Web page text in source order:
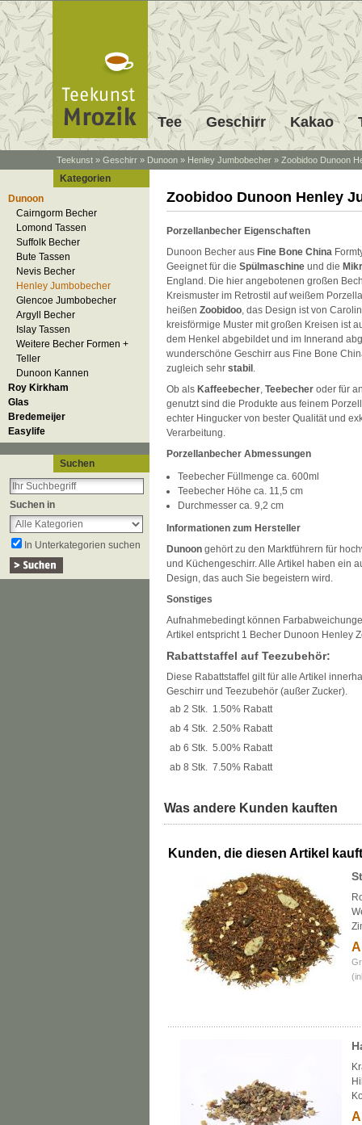
Tee Geschirr Kakao
Teekunst » Geschirr » Dunoon » Henley Jumbobecher » Zoobidoo Dunoon
Kategorien
Dunoon
Cairngorm Becher
Lomond Tassen
Suffolk Becher
Bute Tassen
Nevis Becher
Henley Jumbobecher
Glencoe Jumbobecher
Argyll Becher
Islay Tassen
Weitere Becher Formen +
Teller
Dunoon Kannen
Roy Kirkham
Glas
Bredemeijer
Easylife
Suchen
Suchen in
In Unterkategorien suchen
Zoobidoo Dunoon Henley
Porzellanbecher Eigenschaften
Dunoon Becher aus Fine Bone China
Geeignet für die Spülmaschine und die
England. Die hier angebotenen großen
Kreismuster im Retrostil auf weißem
heißen Zoobidoo, das Design ist von
kreisförmige Muster mit großen Kreisen ist
dem Henkel abgebildet und im Innerand
wunderschöne Geschirr aus Fine Bone
zugleich sehr stabil .
Ob als Kaffeebecher, Teebecher oder für
genutzt sind die Produkte aus feinem
echter Hingucker von bester Qualität und
Verarbeitung.
Porzellanbecher Abmessungen
Teebecher Füllmenge ca. 600ml
Teebecher Höhe ca. 11,5 cm
Durchmesser ca. 9,2 cm
Informationen zum Hersteller
Dunoon gehört zu den Marktführern für
und Küchengeschirr. Alle Artikel haben ein
Design, das auch Sie begeistern wird.
Sonstiges
Aufnahmebedingt können
Artikel entspricht 1 Becher Dunoon Henley
Rabattstaffel auf Teezubehör:
Diese Rabattstaffel gilt für alle Artikel
Geschirr und Teezubehör (außer Zucker).
ab 2 Stk. 1.50% Rabatt
ab 4 Stk. 2.50% Rabatt
ab 6 Stk. 5.00% Rabatt
ab 8 Stk. 7.50% Rabatt
Was andere Kunden kauften
Kunden, die diesen Artikel